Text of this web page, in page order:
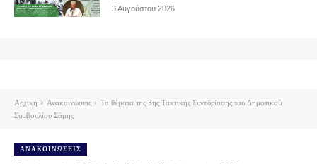
3 Αυγούστου 2026